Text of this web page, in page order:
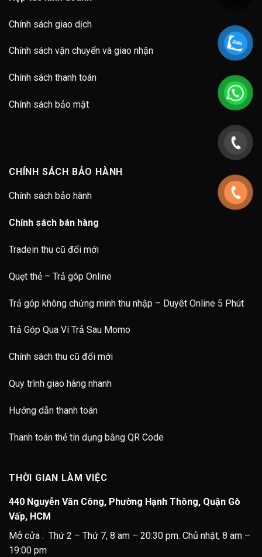
Chính sách giao dịch
Chính sách vận chuyển và giao nhận
Chính sách thanh toán
Chính sách bảo mật
CHÍNH SÁCH BẢO HÀNH
Chính sách bảo hành
Chính sách bán hàng
Tradein thu cũ đổi mới
Quẹt thẻ – Trả góp Online
Trả góp không chứng minh thu nhập – Duyêt Online 5 Phút
Trả Góp Qua Ví Trả Sau Momo
Chính sách thu cũ đổi mới
Quy trình giao hàng nhanh
Hướng dẫn thanh toán
Thanh toán thẻ tín dụng bằng QR Code
THỜI GIAN LÀM VIỆC
440 Nguyễn Văn Công, Phường Hạnh Thông, Quận Gò
Vấp, HCM
Mở cửa : Thứ 2 – Thứ 7, 8 am – 20:30 pm. Chủ nhật, 8 am –
19:00 pm